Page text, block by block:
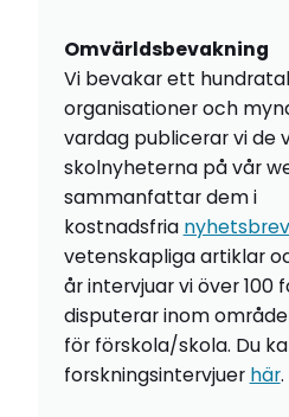
Omvärldsbevakning
Vi bevakar ett
organisationer och
vardag publicerar vi de
skolnyheterna på vår
sammanfattar dem i
kostnadsfria nyhetsbrev
vetenskapliga artiklar
år intervjuar vi över 100
disputerar inom
för förskola/skola. Du
forskningsintervjuer här.